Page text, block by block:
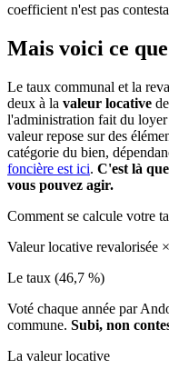
coefficient n'est pas
Mais voici ce
Le taux communal et la
deux à la valeur locative
l'administration fait du
valeur repose sur des
catégorie du bien,
foncière est ici. C'est là
vous pouvez agir.
Comment se calcule votre
Valeur locative revalorisée ×
Le taux (46,7 %)
Voté chaque année par
commune. Subi, non
La valeur locative